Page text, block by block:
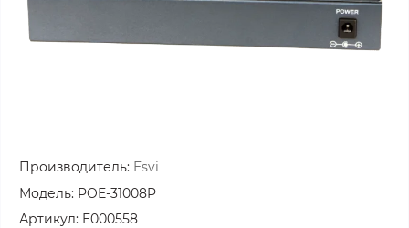
Производитель: Esvi
Модель: POE-31008P
Артикул: E000558